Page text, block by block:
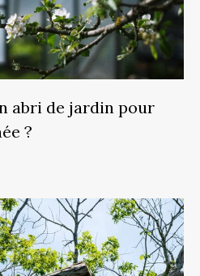
abri de jardin pour
?